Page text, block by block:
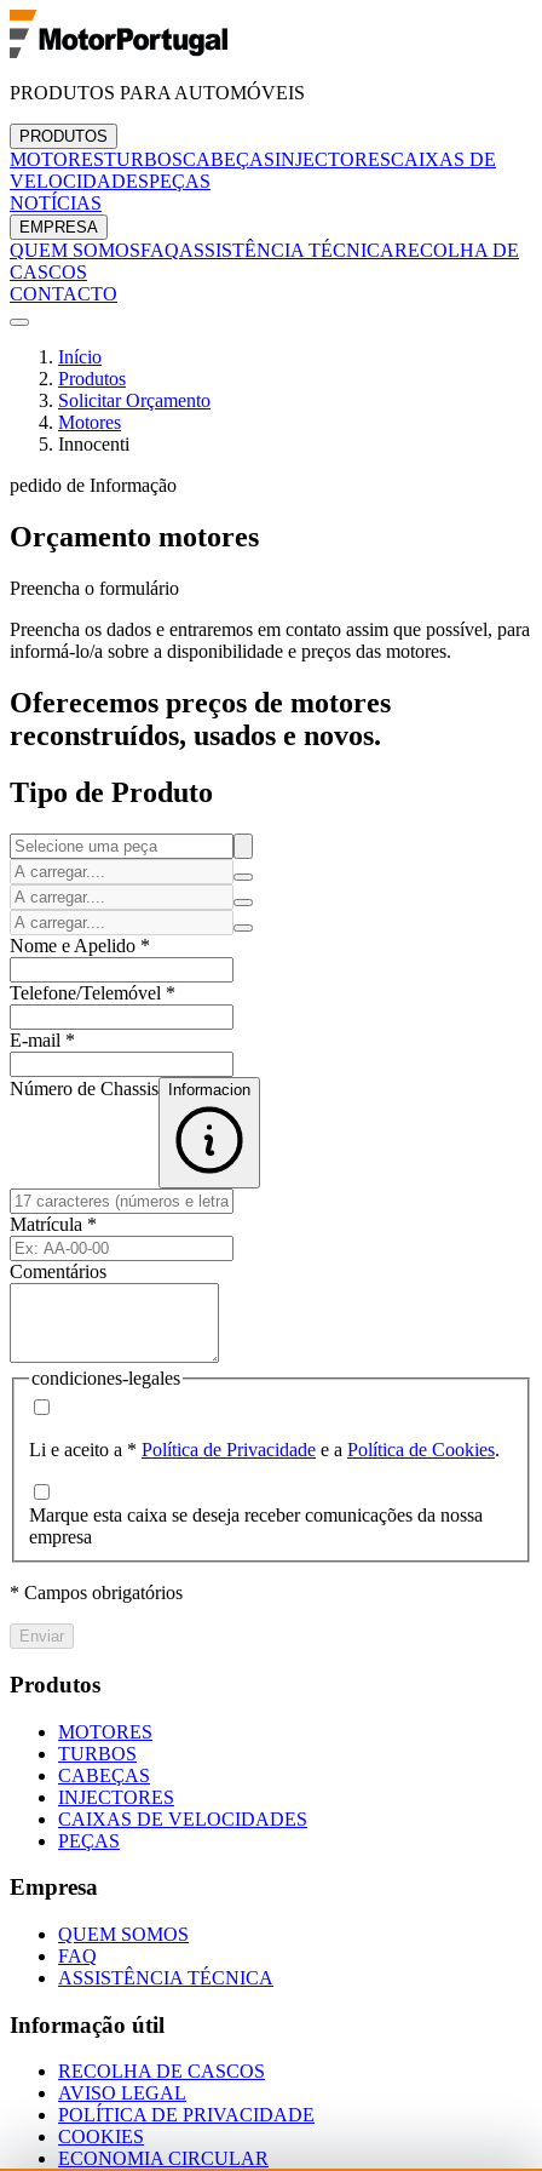
PRODUTOS PARA AUTOMÓVEIS
PRODUTOS
MOTORESTURBOSCABEÇASINJECTORESCAIXAS DE
VELOCIDADESPEÇAS
NOTÍCIAS
EMPRESA
QUEM SOMOSFAQASSISTÊNCIA TÉCNICARECOLHA DE
CASCOS
CONTACTO
Início
Produtos
Solicitar Orçamento
Motores
Innocenti
pedido de Informação
Orçamento motores
Preencha o formulário
Preencha os dados e entraremos em contato assim que possível, para
informá-lo/a sobre a disponibilidade e preços das motores.
Oferecemos preços de motores
reconstruídos, usados e novos.
Tipo de Produto
Nome e Apelido *
Telefone/Telemóvel *
E-mail *
Número de Chassis Informacion
Matrícula *
Comentários
condiciones-legales
Li e aceito a * Política de Privacidade e a Política de Cookies.
Marque esta caixa se deseja receber comunicações da nossa
empresa
* Campos obrigatórios
Enviar
Produtos
MOTORES
TURBOS
CABEÇAS
INJECTORES
CAIXAS DE VELOCIDADES
PEÇAS
Empresa
QUEM SOMOS
FAQ
ASSISTÊNCIA TÉCNICA
Informação útil
RECOLHA DE CASCOS
AVISO LEGAL
POLÍTICA DE PRIVACIDADE
COOKIES
ECONOMIA CIRCULAR